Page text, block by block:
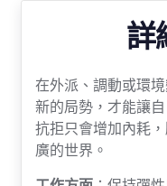
詳
在外派、調動或環
新的局勢，才能讓
抗拒只會增加內耗
廣的世界。